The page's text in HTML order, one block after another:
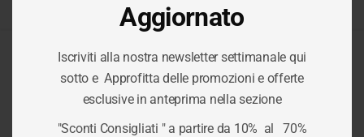
Gestisci Consenso Cookie
Per fornire le migliori esperienze, utilizziamo tecnologie come i
cookie per memorizzare e/o accedere alle informazioni del
dispositivo. Il consenso a queste tecnologie ci permetterà di
elaborare dati come il comportamento di navigazione o ID unici
CATEGORIA:
Aggiornato
Iscriviti alla nostra newsletter settimanale qui
sotto e Approfitta delle promozioni e offerte
esclusive in anteprima nella sezione
"Sconti Consigliati " a partire da 10% al 70%